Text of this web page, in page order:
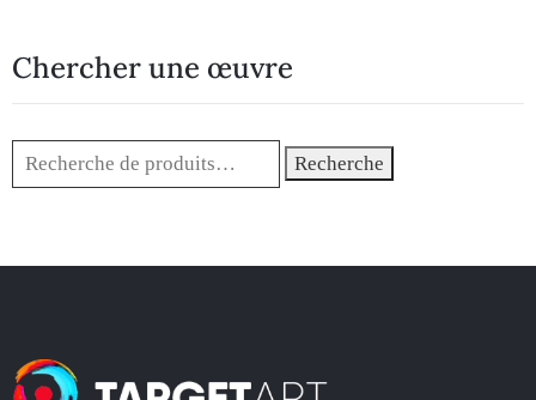
Chercher une œuvre
Recherche